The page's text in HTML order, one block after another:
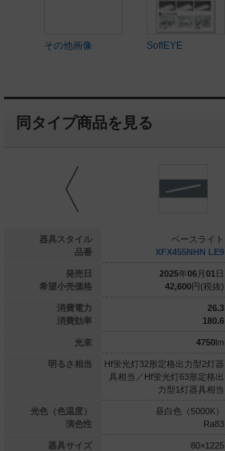
その他画像 SoftEYE
同タイプ商品を見る
器具スタイル
品番
発売日
希望小売価格
消費電力
消費効率
光束
明るさ相当
光色（色温度）
演色性
器具サイズ
ベースライト
円(税抜)
31.9
143.5
出力型2灯器
白色（4000K）
80×1225
ベースライト
XFX455NHN LE9
2025年06 月 01 日
42,600円(税抜)
26.3
180.6
4750lm
Hf蛍光灯32形定格出力型2灯器
具相当／Hf蛍光灯63形定格出
力型1灯器具相当
昼白色（5000K）
Ra83
80×1225